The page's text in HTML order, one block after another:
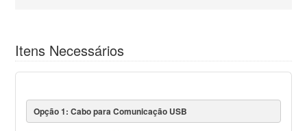
Itens Necessários
Opção 1: Cabo para Comunicação USB